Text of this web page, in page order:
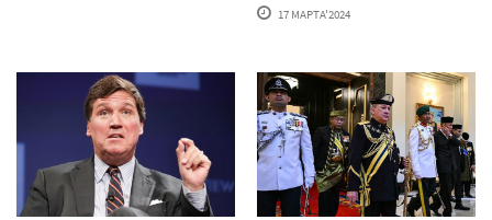
17 МАРТА'2024